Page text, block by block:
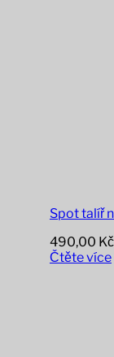
Spot talíř
490,00 Kč
Čtěte více